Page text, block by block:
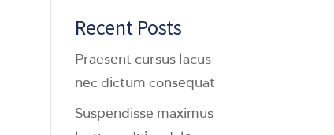
Recent Posts
Praesent cursus lacus
nec dictum consequat
Suspendisse maximus